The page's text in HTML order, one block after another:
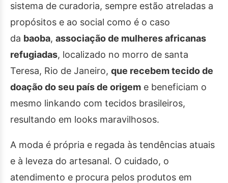
sistema de curadoria, sempre estão atreladas a
propósitos e ao social como é o caso
da baoba, associação de mulheres africanas
refugiadas, localizado no morro de santa
Teresa, Rio de Janeiro, que recebem tecido de
doação do seu país de origem e beneficiam o
mesmo linkando com tecidos brasileiros,
resultando em looks maravilhosos.
A moda é própria e regada às tendências atuais
e à leveza do artesanal. O cuidado, o
atendimento e procura pelos produtos em